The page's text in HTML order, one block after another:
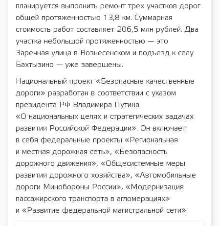
планируется выполнить ремонт трех участков дорог
общей протяженностью 13,8 км. Суммарная
стоимость работ составляет 206,5 млн рублей. Два
участка небольшой протяженностью — это
Заречная улица в Вознесенском и подъезд к селу
Бахтызино — уже завершены.
Национальный проект «Безопасные качественные
дороги» разработан в соответствии с указом
президента РФ Владимира Путина
«О национальных целях и стратегических задачах
развития Российской Федерации». Он включает
в себя федеральные проекты «Региональная
и местная дорожная сеть», «Безопасность
дорожного движения», «Общесистемные меры
развития дорожного хозяйства», «Автомобильные
дороги Минобороны России», «Модернизация
пассажирского транспорта в агломерациях»
и «Развитие федеральной магистральной сети».